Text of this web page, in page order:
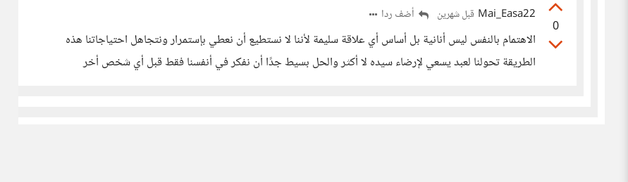
0
Mai_Easa22 قبل شهرين أضف ردا
الاهتمام بالنفس ليس أنانية بل أساس أي علاقة سليمة لأننا لا نستطيع أن نعطي بإستمرار ونتجاهل احتياجاتنا هذه
الطريقة تحولنا لعبد يسعي لإرضاء سيده لا أكثر والحل بسيط جدًا أن نفكر في أنفسنا فقط قبل أي شخص أخر